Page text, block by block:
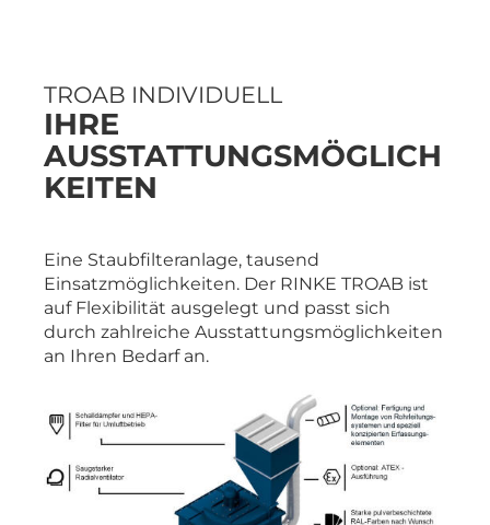
TROAB INDIVIDUELL
IHRE
AUSSTATTUNGSMÖGLICH
KEITEN
Eine Staubfilteranlage, tausend
Einsatzmöglichkeiten. Der RINKE TROAB ist
auf Flexibilität ausgelegt und passt sich
durch zahlreiche Ausstattungsmöglichkeiten
an Ihren Bedarf an.